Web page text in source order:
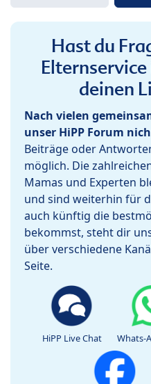
Hast du
deinen
Nach vielen
unser HiPP Forum
Beiträge oder
möglich. Die
Mamas und Experten
und sind weiterhin für
auch künftig die
bekommst, steht dir
über verschiedene
Seite.
HiPP Live Chat Whats-